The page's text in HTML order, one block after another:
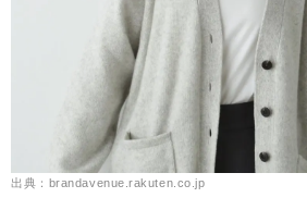
出典：brandavenue.rakuten.co.jp